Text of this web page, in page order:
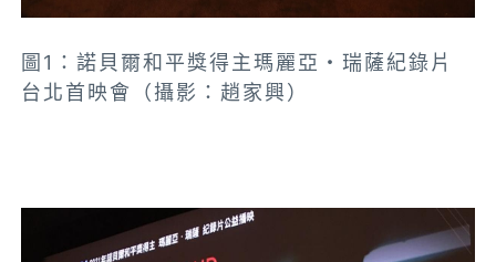
圖1：諾貝爾和平獎得主瑪麗亞・瑞薩紀錄片
台北首映會
（攝影：趙家興）